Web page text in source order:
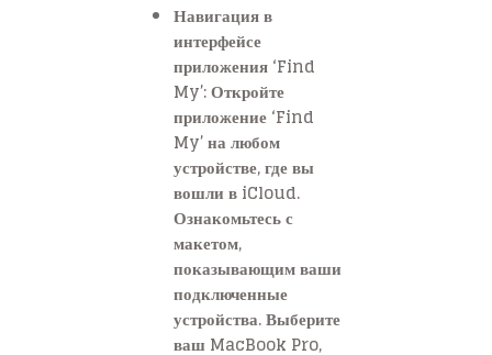
Навигация в
интерфейсе
приложения ‘Find
My’: Откройте
приложение ‘Find
My’ на любом
устройстве, где вы
вошли в iCloud.
Ознакомьтесь с
макетом,
показывающим ваши
подключенные
устройства. Выберите
ваш MacBook Pro,